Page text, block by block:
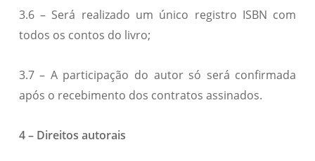
3.6 – Será realizado um único registro ISBN com
todos os contos do livro;
3.7 – A participação do autor só será confirmada
após o recebimento dos contratos assinados.
4 – Direitos autorais